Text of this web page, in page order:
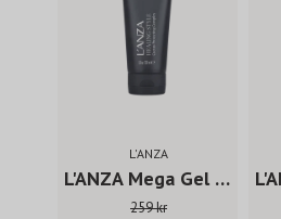
L'ANZA
L'ANZA Mega Gel 200 ml
259 kr